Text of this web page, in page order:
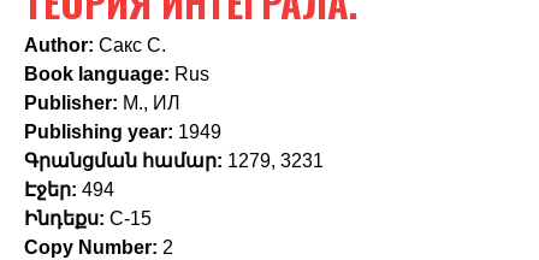
h
f
o
r
m
Author: Сакс С.
Book language: Rus
Publisher: М., ИЛ
Publishing year: 1949
Գրանցման համար: 1279, 3231
Էջեր: 494
Ինդեքս: С-15
Copy Number: 2